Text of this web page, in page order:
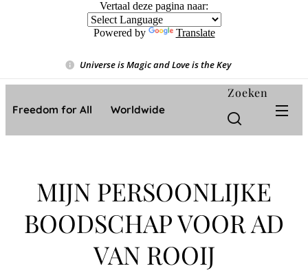
Vertaal deze pagina naar:
Powered by Translate
Universe is Magic and Love is the Key❤️
Freedom for All ❤️ Worldwide
Zoeken
MIJN PERSOONLIJKE
BOODSCHAP VOOR AD
VAN ROOIJ